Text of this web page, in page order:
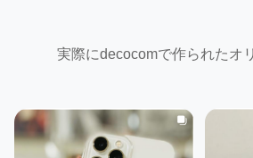
実際にdecocomで作られたオ